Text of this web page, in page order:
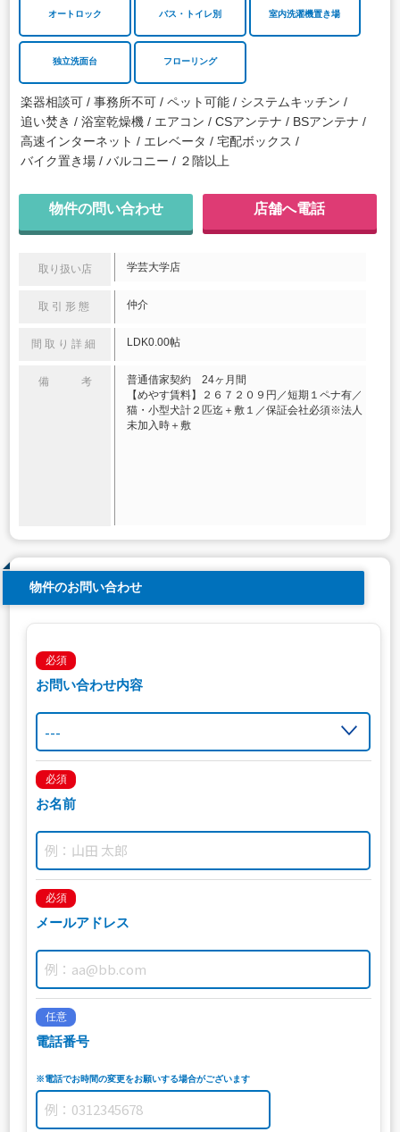
オートロック バス・トイレ別 室内洗濯機置き場
独立洗面台 フローリング
楽器相談可 事務所不可 ペット可能
システムキッチン
追い焚き
浴室乾燥機 エアコン CSアンテナ
BSアンテナ
高速インターネット
エレベータ
宅配ボックス
バイク置き場
バルコニー ２階以上
物件の問い合わせ 店舗へ電話
取り扱い店 学芸大学店
取引形態 仲介
間取り詳細 LDK0.00帖
備 考
普通借家契約 24ヶ月間
【めやす賃料】２６７２０９円／短期１ペナ有／
猫・小型犬計２匹迄＋敷１／保証会社必須※法人
未加入時＋敷
物件のお問い合わせ
必須
お問い合わせ内容
必須
お名前
必須
メールアドレス
任意
電話番号
※電話でお時間の変更をお願いする場合がございます